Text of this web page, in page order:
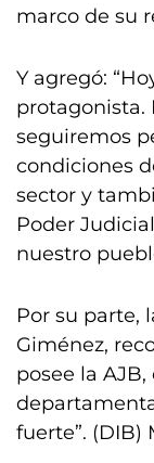
marco de su
Y agregó:
protagonista.
seguiremos
condiciones
sector y
Poder
nuestro
Por su parte,
Giménez,
posee la
fuerte”. (DIB)